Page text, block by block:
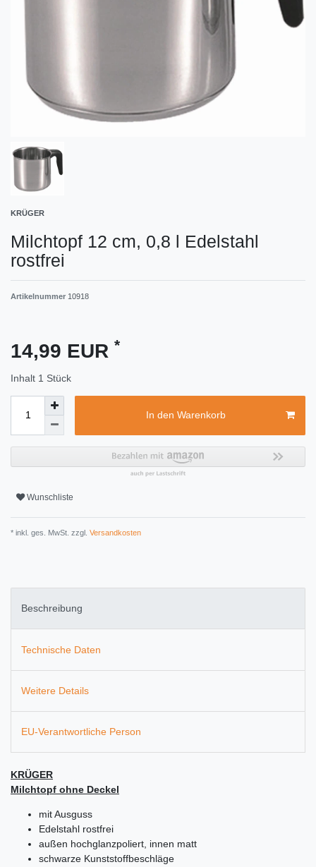
KRÜGER
Milchtopf 12 cm, 0,8 l Edelstahl
rostfrei
Artikelnummer 10918
14,99 EUR *
Inhalt 1 Stück
In den Warenkorb
Wunschliste
* inkl. ges. MwSt. zzgl. Versandkosten
Beschreibung
Technische Daten
Weitere Details
EU-Verantwortliche Person
KRÜGER
Milchtopf ohne Deckel
mit Ausguss
Edelstahl rostfrei
außen hochglanzpoliert, innen matt
schwarze Kunststoffbeschläge